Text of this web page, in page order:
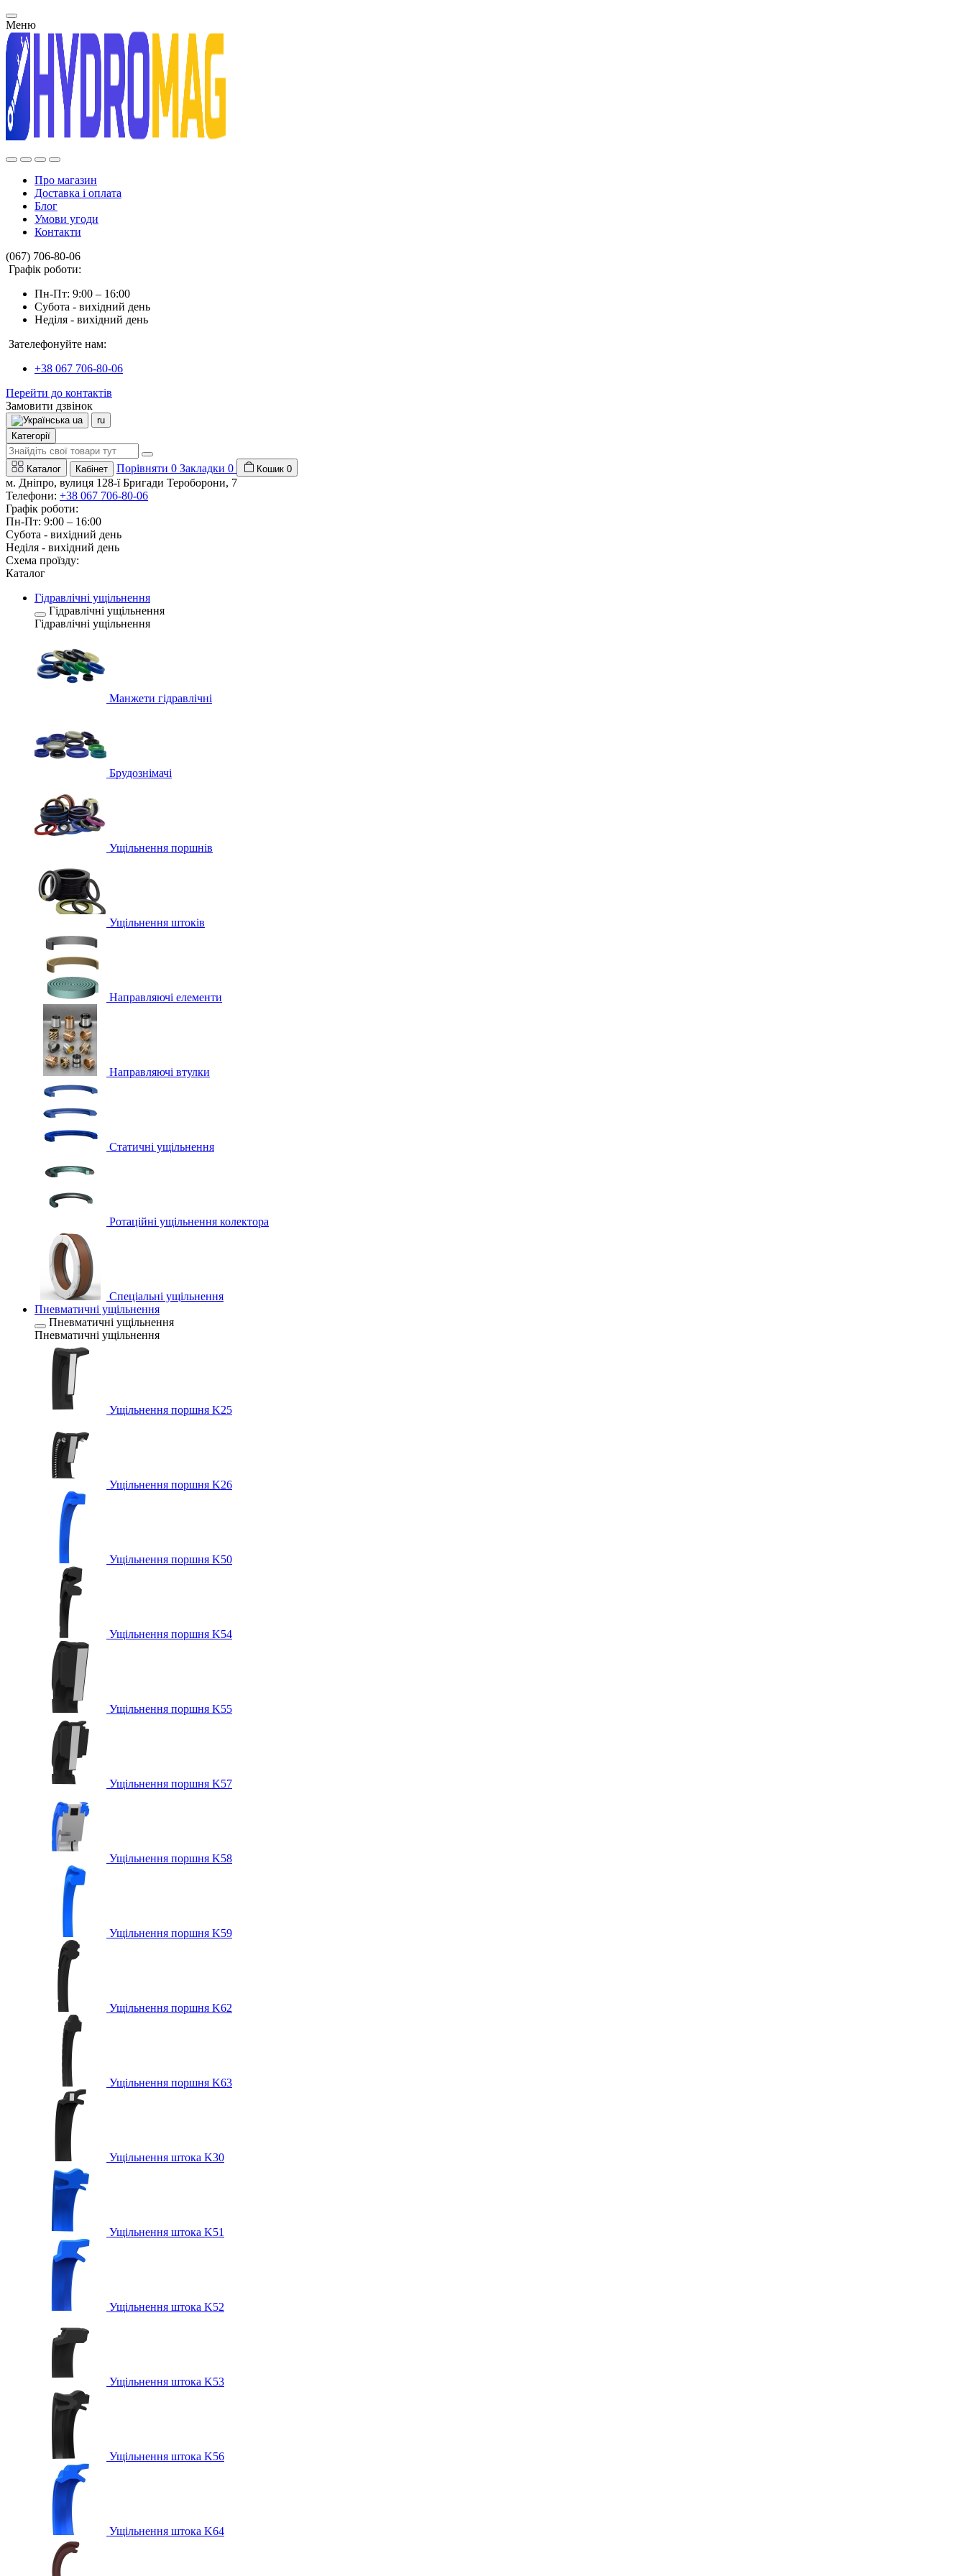
Меню
Про магазин
Доставка і оплата
Блог
Умови угоди
Контакти
(067) 706-80-06
Графік роботи:
Пн-Пт: 9:00 – 16:00
Субота - вихідний день
Неділя - вихідний день
Зателефонуйте нам:
+38 067 706-80-06
Перейти до контактів
Замовити дзвінок
ua
ru
Категорії
Каталог Кабінет Порівняти 0 Закладки 0 Кошик 0
м. Дніпро, вулиця 128-ї Бригади Тероборони, 7
Телефони: +38 067 706-80-06
Графік роботи:
Пн-Пт: 9:00 – 16:00
Субота - вихідний день
Неділя - вихідний день
Схема проїзду:
Каталог
Гідравлічні ущільнення
Гідравлічні ущільнення
Гідравлічні ущільнення
Манжети гідравлічні
Брудознімачі
Ущільнення поршнів
Ущільнення штоків
Направляючі елементи
Направляючі втулки
Статичні ущільнення
Ротаційні ущільнення колектора
Спеціальні ущільнення
Пневматичні ущільнення
Пневматичні ущільнення
Пневматичні ущільнення
Ущільнення поршня K25
Ущільнення поршня K26
Ущільнення поршня K50
Ущільнення поршня K54
Ущільнення поршня K55
Ущільнення поршня K57
Ущільнення поршня K58
Ущільнення поршня K59
Ущільнення поршня K62
Ущільнення поршня K63
Ущільнення штока K30
Ущільнення штока K51
Ущільнення штока K52
Ущільнення штока K53
Ущільнення штока K56
Ущільнення штока K64